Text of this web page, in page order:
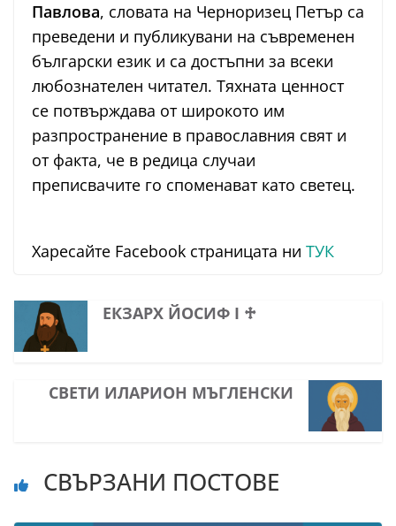
Павлова, словата на Черноризец Петър са
преведени и публикувани на съвременен
български език и са достъпни за всеки
любознателен читател. Тяхната ценност
се потвърждава от широкото им
разпространение в православния свят и
от факта, че в редица случаи
преписвачите го споменават като светец.
Харесайте Facebook страницата ни ТУК
ЕКЗАРХ ЙОСИФ I ♱
СВЕТИ ИЛАРИОН МЪГЛЕНСКИ
СВЪРЗАНИ ПОСТОВЕ